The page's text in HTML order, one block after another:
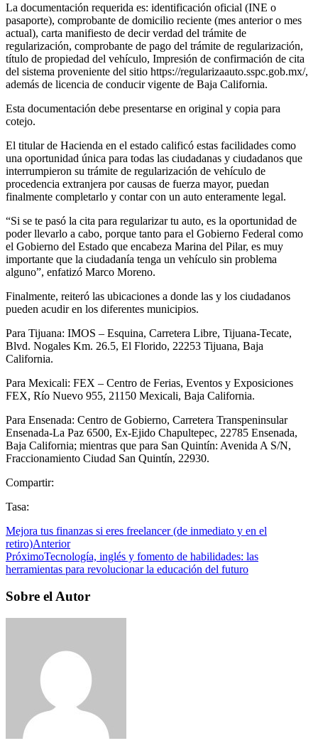
La documentación requerida es: identificación oficial (INE o
pasaporte), comprobante de domicilio reciente (mes anterior o mes
actual), carta manifiesto de decir verdad del trámite de
regularización, comprobante de pago del trámite de regularización,
título de propiedad del vehículo, Impresión de confirmación de cita
del sistema proveniente del sitio https://regularizaauto.sspc.gob.mx/,
además de licencia de conducir vigente de Baja California.
Esta documentación debe presentarse en original y copia para
cotejo.
El titular de Hacienda en el estado calificó estas facilidades como
una oportunidad única para todas las ciudadanas y ciudadanos que
interrumpieron su trámite de regularización de vehículo de
procedencia extranjera por causas de fuerza mayor, puedan
finalmente completarlo y contar con un auto enteramente legal.
“Si se te pasó la cita para regularizar tu auto, es la oportunidad de
poder llevarlo a cabo, porque tanto para el Gobierno Federal como
el Gobierno del Estado que encabeza Marina del Pilar, es muy
importante que la ciudadanía tenga un vehículo sin problema
alguno”, enfatizó Marco Moreno.
Finalmente, reiteró las ubicaciones a donde las y los ciudadanos
pueden acudir en los diferentes municipios.
Para Tijuana: IMOS – Esquina, Carretera Libre, Tijuana-Tecate,
Blvd. Nogales Km. 26.5, El Florido, 22253 Tijuana, Baja
California.
Para Mexicali: FEX – Centro de Ferias, Eventos y Exposiciones
FEX, Río Nuevo 955, 21150 Mexicali, Baja California.
Para Ensenada: Centro de Gobierno, Carretera Transpeninsular
Ensenada-La Paz 6500, Ex-Ejido Chapultepec, 22785 Ensenada,
Baja California; mientras que para San Quintín: Avenida A S/N,
Fraccionamiento Ciudad San Quintín, 22930.
Compartir:
Tasa:
Mejora tus finanzas si eres freelancer (de inmediato y en el
retiro)Anterior
PróximoTecnología, inglés y fomento de habilidades: las
herramientas para revolucionar la educación del futuro
Sobre el Autor